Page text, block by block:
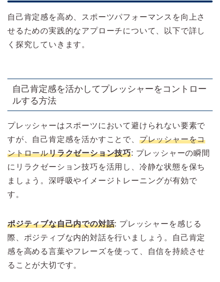
自己肯定感を高め、スポーツパフォーマンスを向上さ
せるための実践的なアプローチについて、以下で詳し
く探究していきます。
自己肯定感を活かしてプレッシャーをコントロー
ルする方法
プレッシャーはスポーツにおいて避けられない要素で
すが、自己肯定感を活かすことで、 プレッシャーをコ
ントロールリラクゼーション技巧: プレッシャーの瞬間
にリラクゼーション技巧を活用し、冷静な状態を保ち
ましょう。深呼吸やイメージトレーニングが有効で
す。
ポジティブな自己内での対話: プレッシャーを感じる
際、ポジティブな内的対話を行いましょう。自己肯定
感を高める言葉やフレーズを使って、自信を持続させ
ることが大切です。